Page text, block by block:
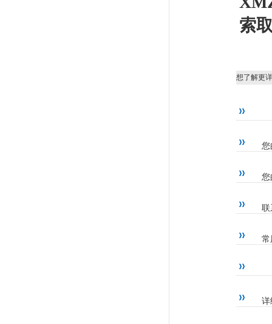
索
想了解更
您
您
联
常
详